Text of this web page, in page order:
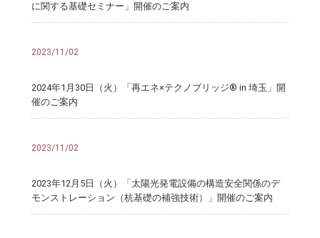
に関する基礎セミナー」開催のご案内
2023/11/02
2024年1月30日（火）「再エネ×テクノブリッジ® in 埼玉」開
催のご案内
2023/11/02
2023年12月5日（火）「太陽光発電設備の構造安全関係のデ
モンストレーション（杭基礎の補強技術）」開催のご案内